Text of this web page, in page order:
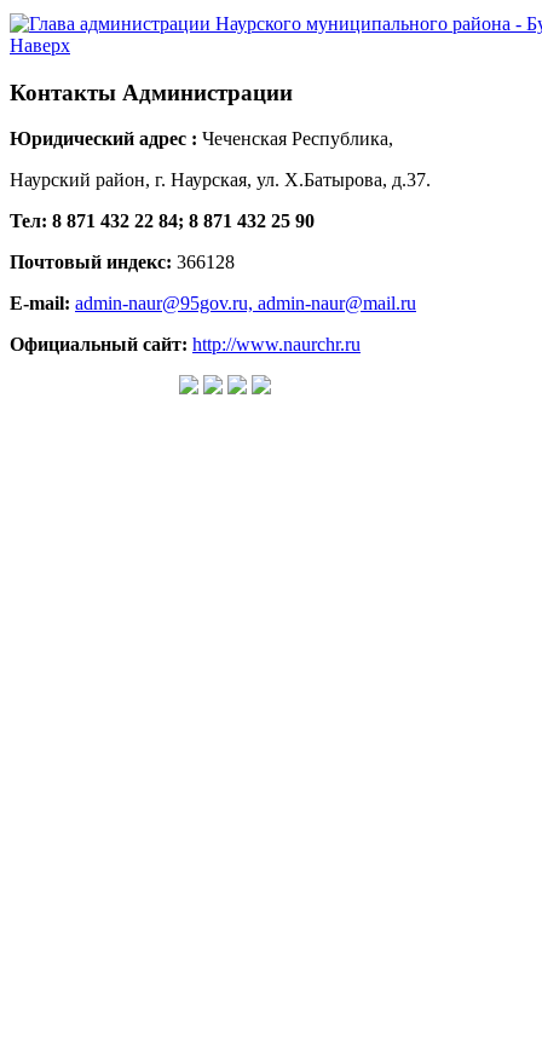
Наверх
Контакты Администрации
Юридический адрес : Чеченская Республика,
Наурский район, г. Наурская, ул. Х.Батырова, д.37.
Тел: 8 871 432 22 84; 8 871 432 25 90
Почтовый индекс: 366128
E-mail: admin-naur@95gov.ru, admin-naur@mail.ru
Официальный сайт: http://www.naurchr.ru